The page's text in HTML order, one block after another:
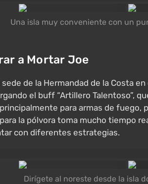
Una isla muy conveniente con un
a Mortar Joe
de la Hermandad de la Costa
el buff “Artillero Talentoso”,
para armas de fuego,
la pólvora toma mucho tiempo
con diferentes estrategias.
Dirígete al noreste desde la isla